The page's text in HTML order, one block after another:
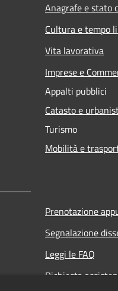
Anagrafe e stato
Cultura e tempo
Vita lavorativa
Imprese e
Appalti pubblici
Catasto e
Turismo
Mobilità e
Prenotazione
Segnalazione
Leggi le FAQ
Richiesta